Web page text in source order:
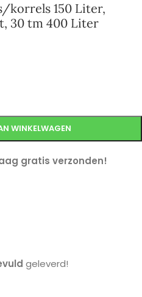
korrels 150 Liter,
30 tm 400 Liter
WINKELWAGEN
gratis verzonden!
geleverd!